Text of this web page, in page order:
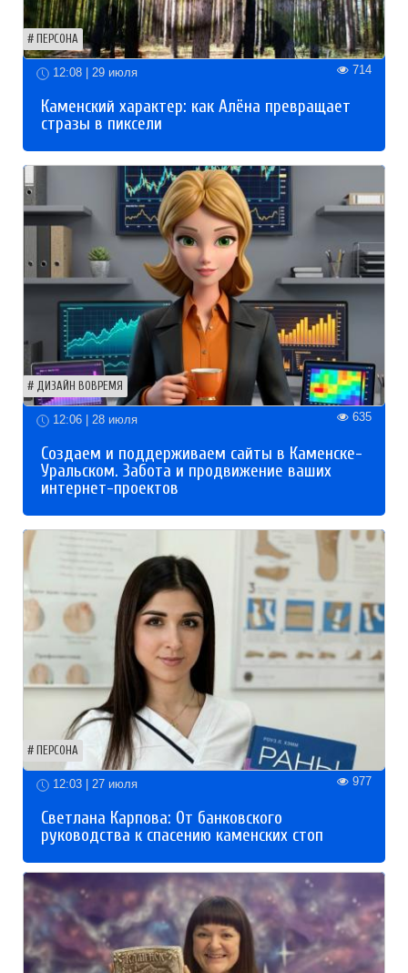
ПЕРСОНА
12:08 | 29 июля 714
Каменский характер: как Алёна превращает
стразы в пиксели
ДИЗАЙН ВОВРЕМЯ
12:06 | 28 июля 635
Создаем и поддерживаем сайты в Каменске-
Уральском. Забота и продвижение ваших
интернет-проектов
ПЕРСОНА
12:03 | 27 июля 977
Светлана Карпова: От банковского
руководства к спасению каменских стоп